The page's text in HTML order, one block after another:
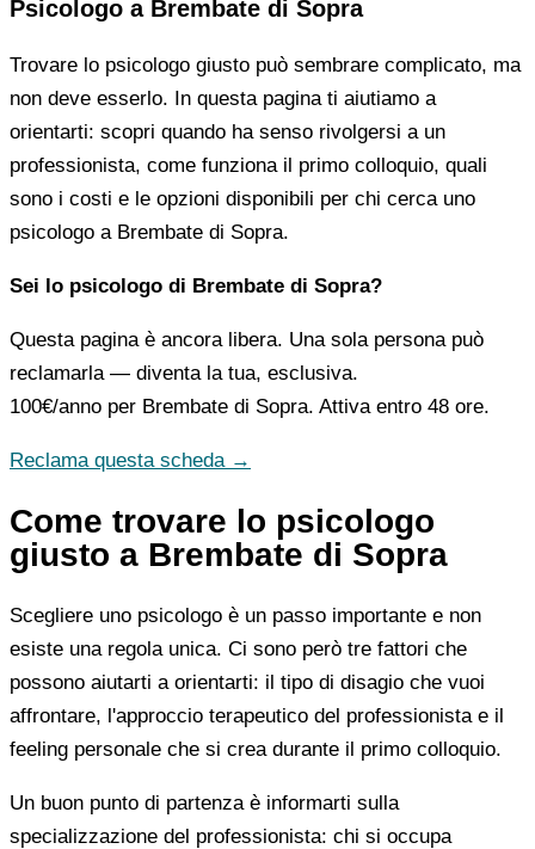
Psicologo a Brembate di Sopra
Trovare lo psicologo giusto può sembrare complicato, ma
non deve esserlo. In questa pagina ti aiutiamo a
orientarti: scopri quando ha senso rivolgersi a un
professionista, come funziona il primo colloquio, quali
sono i costi e le opzioni disponibili per chi cerca uno
psicologo a Brembate di Sopra.
Sei lo psicologo di Brembate di Sopra?
Questa pagina è ancora libera. Una sola persona può
reclamarla — diventa la tua, esclusiva.
100€/anno per Brembate di Sopra. Attiva entro 48 ore.
Reclama questa scheda →
Come trovare lo psicologo
giusto a Brembate di Sopra
Scegliere uno psicologo è un passo importante e non
esiste una regola unica. Ci sono però tre fattori che
possono aiutarti a orientarti: il tipo di disagio che vuoi
affrontare, l'approccio terapeutico del professionista e il
feeling personale che si crea durante il primo colloquio.
Un buon punto di partenza è informarti sulla
specializzazione del professionista: chi si occupa